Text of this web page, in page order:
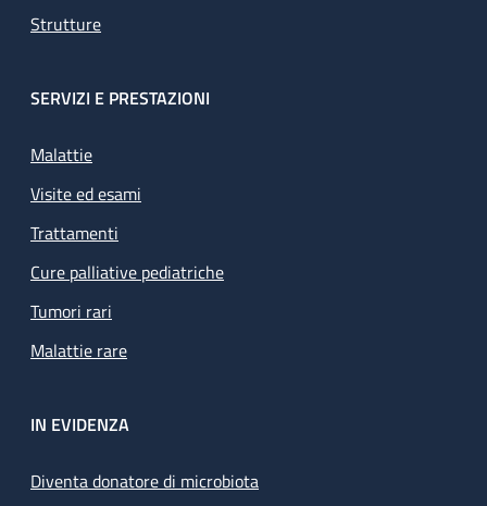
Strutture
SERVIZI E PRESTAZIONI
Malattie
Visite ed esami
Trattamenti
Cure palliative pediatriche
Tumori rari
Malattie rare
IN EVIDENZA
Diventa donatore di microbiota